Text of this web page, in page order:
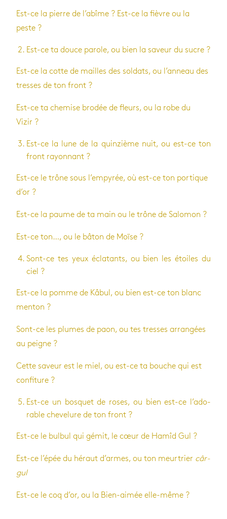
Est-ce la pierre de l’abîme ? Est-ce la fièvre ou la
peste ?
Est-ce ta douce parole, ou bien la saveur du sucre ?
Est-ce la cotte de mailles des sol­dats, ou l’an­neau des
tresses de ton front ?
Est-ce ta che­mise bro­dée de fleurs, ou la robe du
Vizir ?
Est-ce la lune de la quin­zième nuit, ou est-ce ton
front rayon­nant ?
Est-ce le trône sous l’em­py­rée, où est-ce ton por­tique
d’or ?
Est-ce la paume de ta main ou le trône de Salo­mon ?
Est-ce ton…, ou le bâton de Moïse ?
Sont-ce tes yeux écla­tants, ou bien les étoiles du
ciel ?
Est-ce la pomme de Kâbul, ou bien est-ce ton blanc
men­ton ?
Sont-ce les plumes de paon, ou tes tresses arran­gées
au peigne ?
Cette saveur est le miel, ou est-ce ta bouche qui est
confi­ture ?
Est-ce un bos­quet de roses, ou bien est-ce l’ado­
rable che­ve­lure de ton front ?
Est-ce le bul­bul qui gémit, le cœur de Hamîd Gul ?
Est-ce l’épée du héraut d’armes, ou ton meur­trier câr­
gul
Est-ce le coq d’or, ou la Bien-aimée elle-même ?